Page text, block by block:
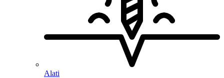
Alati